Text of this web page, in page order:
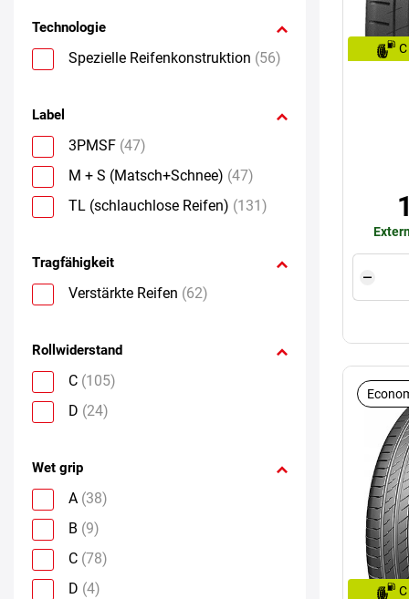
Technologie
Spezielle Reifenkonstruktion (56)
Label
3PMSF (47)
M + S (Matsch+Schnee) (47)
TL (schlauchlose Reifen) (131)
Tragfähigkeit
Verstärkte Reifen (62)
Rollwiderstand
C (105)
D (24)
Wet grip
A (38)
B (9)
C (78)
D (4)
C
C